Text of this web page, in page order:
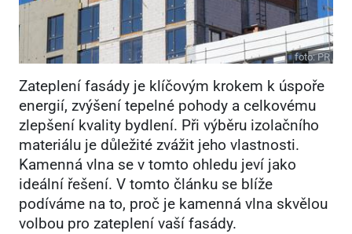
foto:PR
Zateplení fasády je klíčovým krokem k úspoře
energií, zvýšení tepelné pohody a celkovému
zlepšení kvality bydlení. Při výběru izolačního
materiálu je důležité zvážit jeho vlastnosti.
Kamenná vlna se v tomto ohledu jeví jako
ideální řešení. V tomto článku se blíže
podíváme na to, proč je kamenná vlna skvělou
volbou pro zateplení vaší fasády.